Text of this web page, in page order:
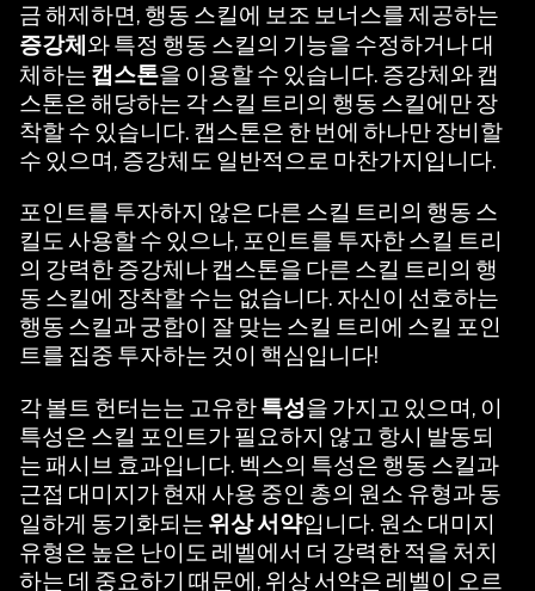
금 해제하면, 행동 스킬에 보조 보너스를 제공하는
증강체와 특정 행동 스킬의 기능을 수정하거나 대
체하는 캡스톤을 이용할 수 있습니다. 증강체와 캡
스톤은 해당하는 각 스킬 트리의 행동 스킬에만 장
착할 수 있습니다. 캡스톤은 한 번에 하나만 장비할
수 있으며, 증강체도 일반적으로 마찬가지입니다.
포인트를 투자하지 않은 다른 스킬 트리의 행동 스
킬도 사용할 수 있으나, 포인트를 투자한 스킬 트리
의 강력한 증강체나 캡스톤을 다른 스킬 트리의 행
동 스킬에 장착할 수는 없습니다. 자신이 선호하는
행동 스킬과 궁합이 잘 맞는 스킬 트리에 스킬 포인
트를 집중 투자하는 것이 핵심입니다!
각 볼트 헌터는는 고유한특성을 가지고 있으며, 이
특성은 스킬 포인트가 필요하지 않고 항시 발동되
는 패시브 효과입니다. 벡스의 특성은 행동 스킬과
근접 대미지가 현재 사용 중인 총의 원소 유형과 동
일하게 동기화되는 위상 서약입니다. 원소 대미지
유형은 높은 난이도 레벨에서 더 강력한 적을 처치
하는 데 중요하기 때문에, 위상 서약은 레벨이 오르